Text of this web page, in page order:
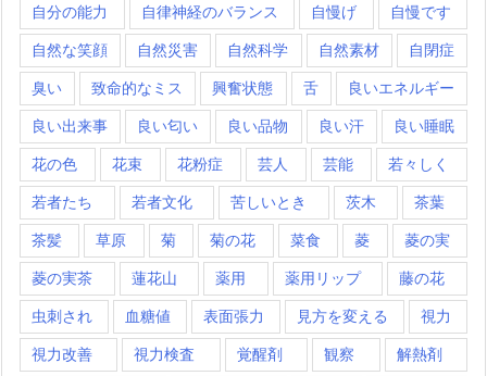
自分の能力 自律神経のバランス 自慢げ 自慢です
自然な笑顔 自然災害 自然科学 自然素材 自閉症
臭い 致命的なミス 興奮状態 舌 良いエネルギー
良い出来事 良い匂い 良い品物 良い汗 良い睡眠
花の色 花束 花粉症 芸人 芸能 若々しく
若者たち 若者文化 苦しいとき 茨木 茶葉
茶髪 草原 菊 菊の花 菜食 菱 菱の実
菱の実茶 蓮花山 薬用 薬用リップ 藤の花
虫刺され 血糖値 表面張力 見方を変える 視力
視力改善 視力検査 覚醒剤 観察 解熱剤